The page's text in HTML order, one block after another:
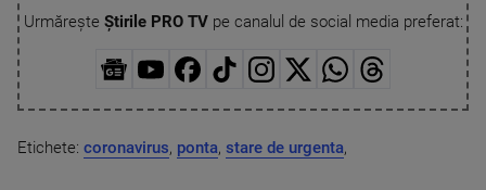
Urmărește Știrile PRO TVpe canalul de social media preferat:
Etichete: coronavirus, ponta, stare de urgenta,